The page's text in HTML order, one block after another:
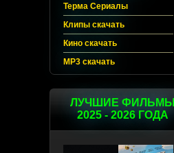
Терма Сериалы
Клипы скачать
Кино скачать
MP3 скачать
ЛУЧШИЕ ФИЛЬМЫ
2025 - 2026 ГОДА